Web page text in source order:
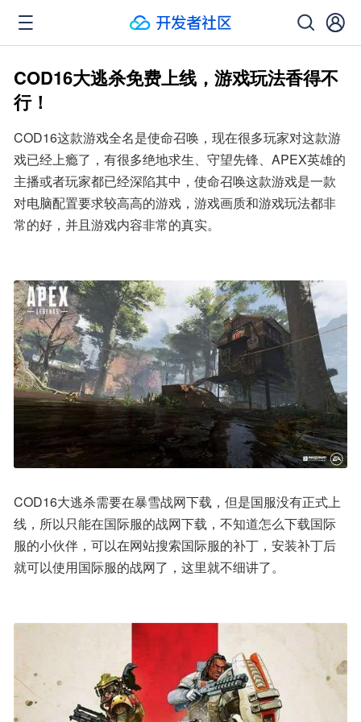
COD16大逃杀免费上线，游戏玩法香得不
行！
COD16这款游戏全名是使命召唤，现在很多玩家对这款游
戏已经上瘾了，有很多绝地求生、守望先锋、APEX英雄的
主播或者玩家都已经深陷其中，使命召唤这款游戏是一款
对电脑配置要求较高高的游戏，游戏画质和游戏玩法都非
常的好，并且游戏内容非常的真实。
COD16大逃杀需要在暴雪战网下载，但是国服没有正式上
线，所以只能在国际服的战网下载，不知道怎么下载国际
服的小伙伴，可以在网站搜索国际服的补丁，安装补丁后
就可以使用国际服的战网了，这里就不细讲了。